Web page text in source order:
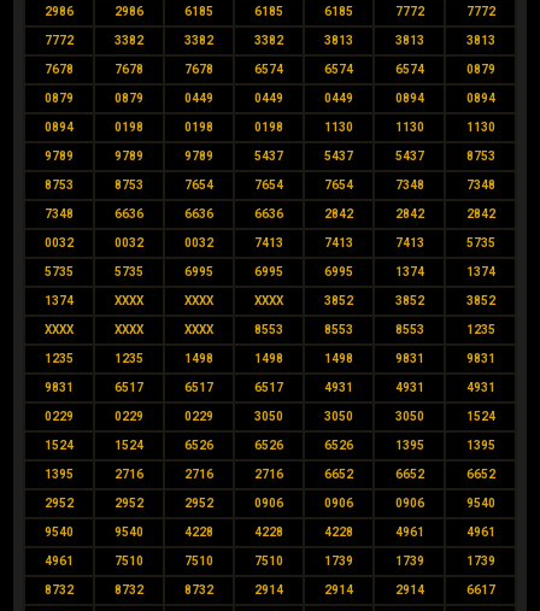
2986 2986 6185 6185 6185 7772 7772
7772 3382 3382 3382 3813 3813 3813
7678 7678 7678 6574 6574 6574 0879
0879 0879 0449 0449 0449 0894 0894
0894 0198 0198 0198 1130 1130 1130
9789 9789 9789 5437 5437 5437 8753
8753 8753 7654 7654 7654 7348 7348
7348 6636 6636 6636 2842 2842 2842
0032 0032 0032 7413 7413 7413 5735
5735 5735 6995 6995 6995 1374 1374
1374 XXXX XXXX XXXX 3852 3852 3852
XXXX XXXX XXXX 8553 8553 8553 1235
1235 1235 1498 1498 1498 9831 9831
9831 6517 6517 6517 4931 4931 4931
0229 0229 0229 3050 3050 3050 1524
1524 1524 6526 6526 6526 1395 1395
1395 2716 2716 2716 6652 6652 6652
2952 2952 2952 0906 0906 0906 9540
9540 9540 4228 4228 4228 4961 4961
4961 7510 7510 7510 1739 1739 1739
8732 8732 8732 2914 2914 2914 6617